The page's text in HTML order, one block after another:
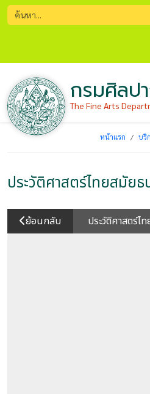
กรมศิลป
The Fine Arts
หน้าแรก บริ
ประวัติศาสตร์ไทยสมัย
ย้อนกลับ ประวัติศาสตร์ไ